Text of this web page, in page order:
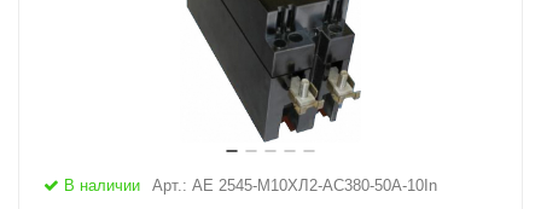
В наличии Арт.: АЕ 2545-М10ХЛ2-AC380-50А-10In